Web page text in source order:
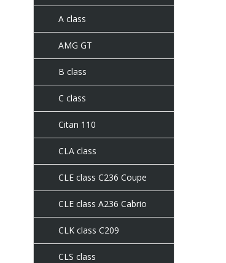
A class
AMG GT
B class
C class
Citan 110
CLA class
CLE class C236 Coupe
CLE class A236 Cabrio
CLK class C209
CLS class